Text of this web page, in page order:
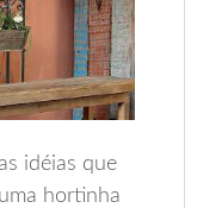
idéias que
hortinha